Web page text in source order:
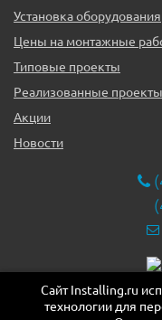
Установка оборудования
Цены на монтажные
Типовые проекты
Реализованные проекты
Акции
Новости
119331, г. Москва ул.
Сайт Installing.ru
технологии для